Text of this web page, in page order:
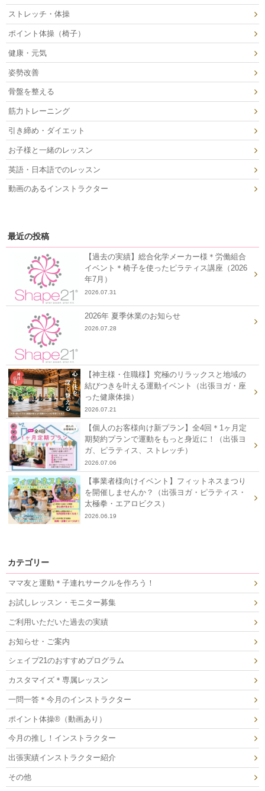
ストレッチ・体操
ポイント体操（椅子）
健康・元気
姿勢改善
骨盤を整える
筋力トレーニング
引き締め・ダイエット
お子様と一緒のレッスン
英語・日本語でのレッスン
動画のあるインストラクター
最近の投稿
【過去の実績】総合化学メーカー様＊労働組合
イベント＊椅子を使ったピラティス講座（2026
年7月）
2026.07.31
2026年 夏季休業のお知らせ
2026.07.28
【神主様・住職様】究極のリラックスと地域の
結びつきを叶える運動イベント（出張ヨガ・座
った健康体操）
2026.07.21
【個人のお客様向け新プラン】全4回＊1ヶ月定
期契約プランで運動をもっと身近に！（出張ヨ
ガ、ピラティス、ストレッチ）
2026.07.06
【事業者様向けイベント】フィットネスまつり
を開催しませんか？（出張ヨガ・ピラティス・
太極拳・エアロビクス）
2026.06.19
カテゴリー
ママ友と運動＊子連れサークルを作ろう！
お試しレッスン・モニター募集
ご利用いただいた過去の実績
お知らせ・ご案内
シェイプ21のおすすめプログラム
カスタマイズ＊専属レッスン
一問一答＊今月のインストラクター
ポイント体操®（動画あり）
今月の推し！インストラクター
出張実績インストラクター紹介
その他